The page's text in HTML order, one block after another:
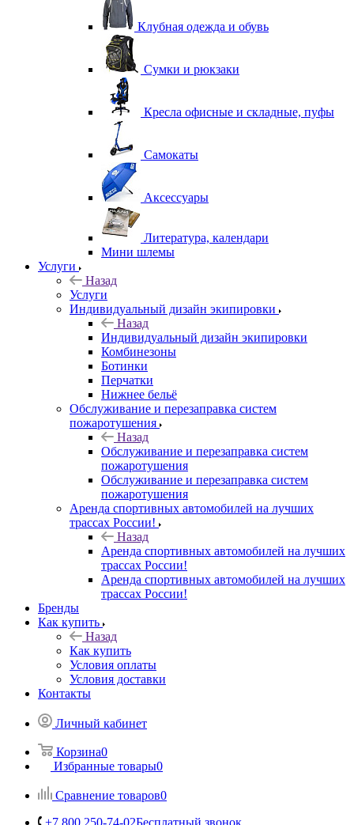
Клубная одежда и обувь
Сумки и рюкзаки
Кресла офисные и складные, пуфы
Самокаты
Аксессуары
Литература, календари
Мини шлемы
Услуги
Назад
Услуги
Индивидуальный дизайн экипировки
Назад
Индивидуальный дизайн экипировки
Комбинезоны
Ботинки
Перчатки
Нижнее бельё
Обслуживание и перезаправка систем
пожаротушения
Назад
Обслуживание и перезаправка систем
пожаротушения
Обслуживание и перезаправка систем
пожаротушения
Аренда спортивных автомобилей на лучших
трассах России!
Назад
Аренда спортивных автомобилей на лучших
трассах России!
Аренда спортивных автомобилей на лучших
трассах России!
Бренды
Как купить
Назад
Как купить
Условия оплаты
Условия доставки
Контакты
Личный кабинет
Корзина0
Избранные товары0
Сравнение товаров0
+7 800 250-74-02Бесплатный звонок